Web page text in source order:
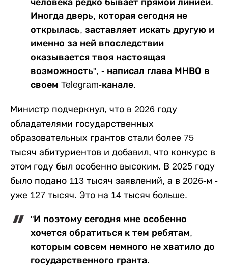
человека редко бывает прямой линией.
Иногда дверь, которая сегодня не
открылась, заставляет искать другую и
именно за ней впоследствии
оказывается твоя настоящая
возможность", - написал глава МНВО в
своем Telegram-канале.
Министр подчеркнул, что в 2026 году
обладателями государственных
образовательных грантов стали более 75
тысяч абитуриентов и добавил, что конкурс в
этом году был особенно высоким. В 2025 году
было подано 113 тысяч заявлений, а в 2026-м -
уже 127 тысяч. Это на 14 тысяч больше.
"И поэтому сегодня мне особенно
хочется обратиться к тем ребятам,
которым совсем немного не хватило до
государственного гранта.